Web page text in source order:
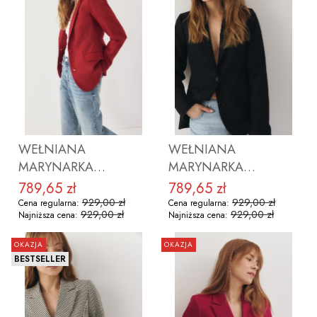
ZOBACZ PRODUKT ZOBACZ PRODUKT
WEŁNIANA
MARYNARKA
VIRGINIA RED
Cena promocyjna
789,65 zł
Cena regularna: 929,00 zł
Najniższa cena: 929,00 zł
WEŁNIANA
MARYNARKA
VIRGINIA BLACK
Cena promocyjna
789,65 zł
Cena regularna: 929,00 zł
Najniższa cena: 929,00 zł
OKAZJA
BESTSELLER
OKAZJA